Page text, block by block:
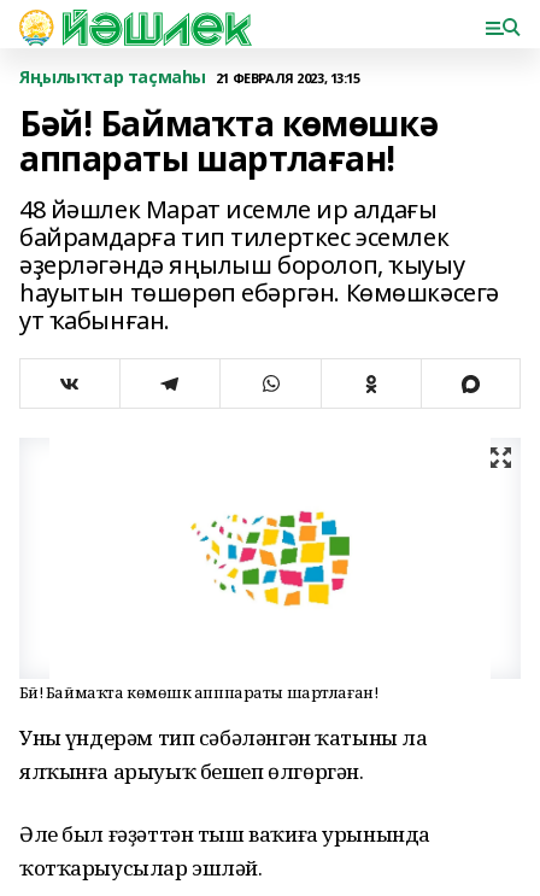
Яңылыҡтар таҫмаһы 21 ФЕВРАЛЯ 2023, 13:15
Бәй! Баймаҡта көмөшкә
аппараты шартлаған!
48 йәшлек Марат исемле ир алдағы
байрамдарға тип тилерткес эсемлек
әҙерләгәндә яңылыш боролоп, ҡыуыу
һауытын төшөрөп ебәргән. Көмөшкәсегә
ут ҡабынған.
Бәй! Баймаҡта көмөшкә апппараты шартлаған!
Уны һүндерәм тип сәбәләнгән ҡатыны ла
ялҡынға арыуыҡ бешеп өлгөргән.
Әле был ғәҙәттән тыш ваҡиға урынында
ҡотҡарыусылар эшләй.